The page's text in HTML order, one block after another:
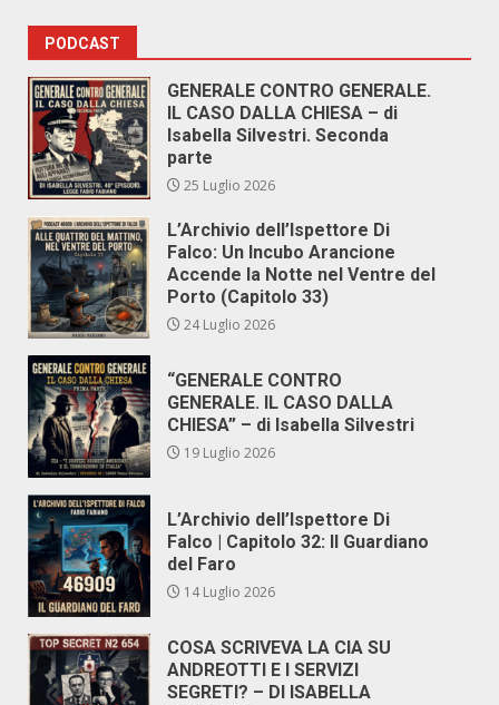
PODCAST
GENERALE CONTRO GENERALE.
IL CASO DALLA CHIESA – di
Isabella Silvestri. Seconda
parte
25 Luglio 2026
L’Archivio dell’Ispettore Di
Falco: Un Incubo Arancione
Accende la Notte nel Ventre del
Porto (Capitolo 33)
24 Luglio 2026
“GENERALE CONTRO
GENERALE. IL CASO DALLA
CHIESA” – di Isabella Silvestri
19 Luglio 2026
L’Archivio dell’Ispettore Di
Falco | Capitolo 32: Il Guardiano
del Faro
14 Luglio 2026
COSA SCRIVEVA LA CIA SU
ANDREOTTI E I SERVIZI
SEGRETI? – DI ISABELLA